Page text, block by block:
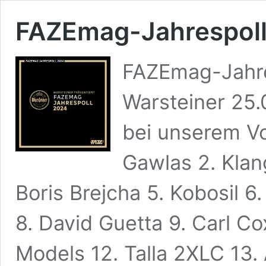
FAZEmag-
FAZEmag-
Warsteiner
bei unserem
Gawlas 2.
Boris Brejcha 5. Kobosil
8. David Guetta 9. Carl
Models 12. Talla 2XLC